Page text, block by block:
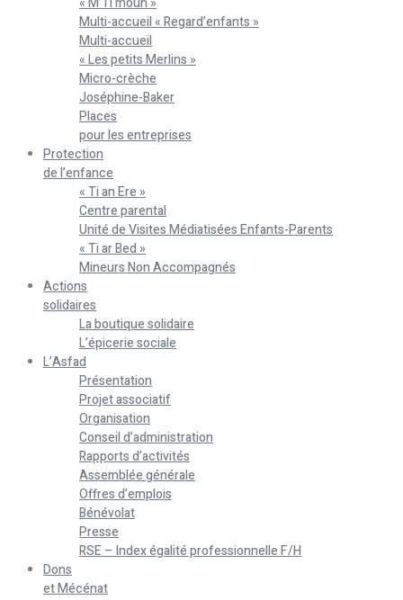
Multi-accueil « Regard’enfants »
Multi-accueil
« Les petits Merlins »
Micro-crèche
Joséphine-Baker
Places
pour les entreprises
Protection
de l’enfance
« Ti an Ere »
Centre parental
Unité de Visites Médiatisées Enfants-Parents
« Ti ar Bed »
Mineurs Non Accompagnés
Actions
solidaires
La boutique solidaire
L’épicerie sociale
L’Asfad
Présentation
Projet associatif
Organisation
Conseil d’administration
Rapports d’activités
Assemblée générale
Offres d’emplois
Bénévolat
Presse
RSE – Index égalité professionnelle F/H
Dons
et Mécénat